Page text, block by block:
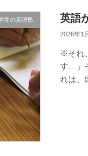
生の英語塾 英語
2026年1
※それ
す…」
れは、